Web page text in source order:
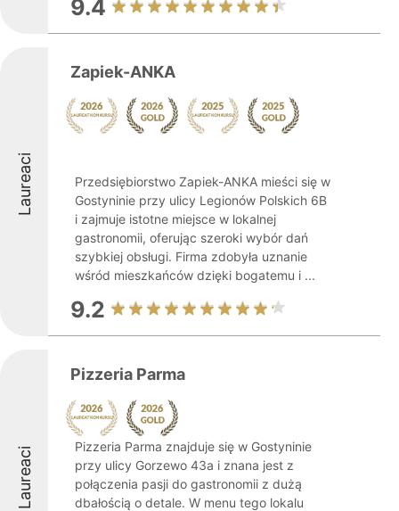
9.4
Laureaci
Zapiek-ANKA
Przedsiębiorstwo Zapiek-ANKA mieści się w
Gostyninie przy ulicy Legionów Polskich 6B
i zajmuje istotne miejsce w lokalnej
gastronomii, oferując szeroki wybór dań
szybkiej obsługi. Firma zdobyła uznanie
wśród mieszkańców dzięki bogatemu i ...
9.2
Laureaci
Pizzeria Parma
Pizzeria Parma znajduje się w Gostyninie
przy ulicy Gorzewo 43a i znana jest z
połączenia pasji do gastronomii z dużą
dbałością o detale. W menu tego lokalu